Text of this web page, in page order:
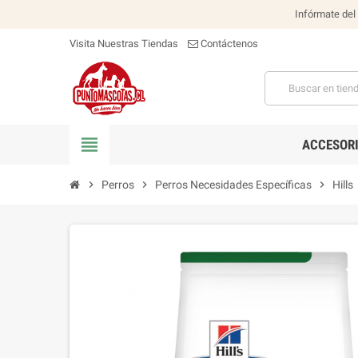
Infórmate del
Visita Nuestras Tiendas Contáctenos
view_headline
chevron_right Perros chevron_right Perros Necesidades Específicas chevron_right Hills